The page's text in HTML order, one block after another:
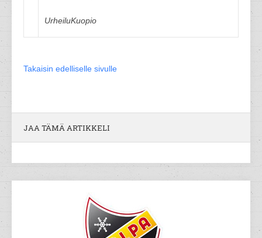
UrheiluKuopio
Takaisin edelliselle sivulle
JAA TÄMÄ ARTIKKELI